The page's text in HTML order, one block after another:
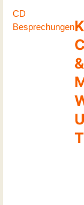
CD
Besprechungen
&